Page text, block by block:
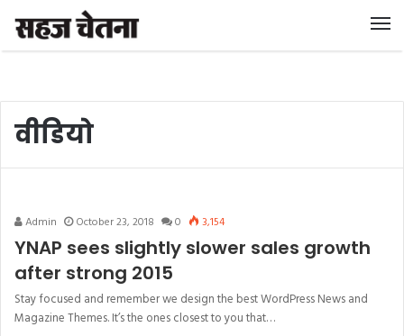
वीडियो
Admin October 23, 2018 0 3,154
YNAP sees slightly slower sales growth
after strong 2015
Stay focused and remember we design the best WordPress News and
Magazine Themes. It’s the ones closest to you that…